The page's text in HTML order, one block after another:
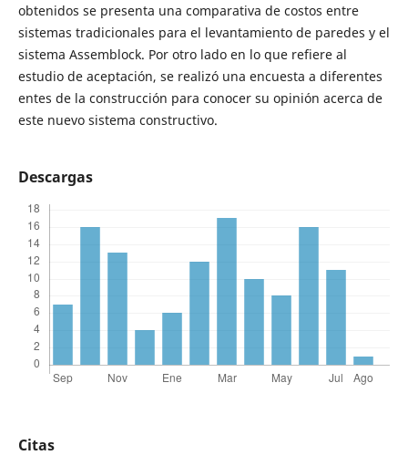
obtenidos se presenta una comparativa de costos entre
sistemas tradicionales para el levantamiento de paredes y el
sistema Assemblock. Por otro lado en lo que refiere al
estudio de aceptación, se realizó una encuesta a diferentes
entes de la construcción para conocer su opinión acerca de
este nuevo sistema constructivo.
Descargas
Citas